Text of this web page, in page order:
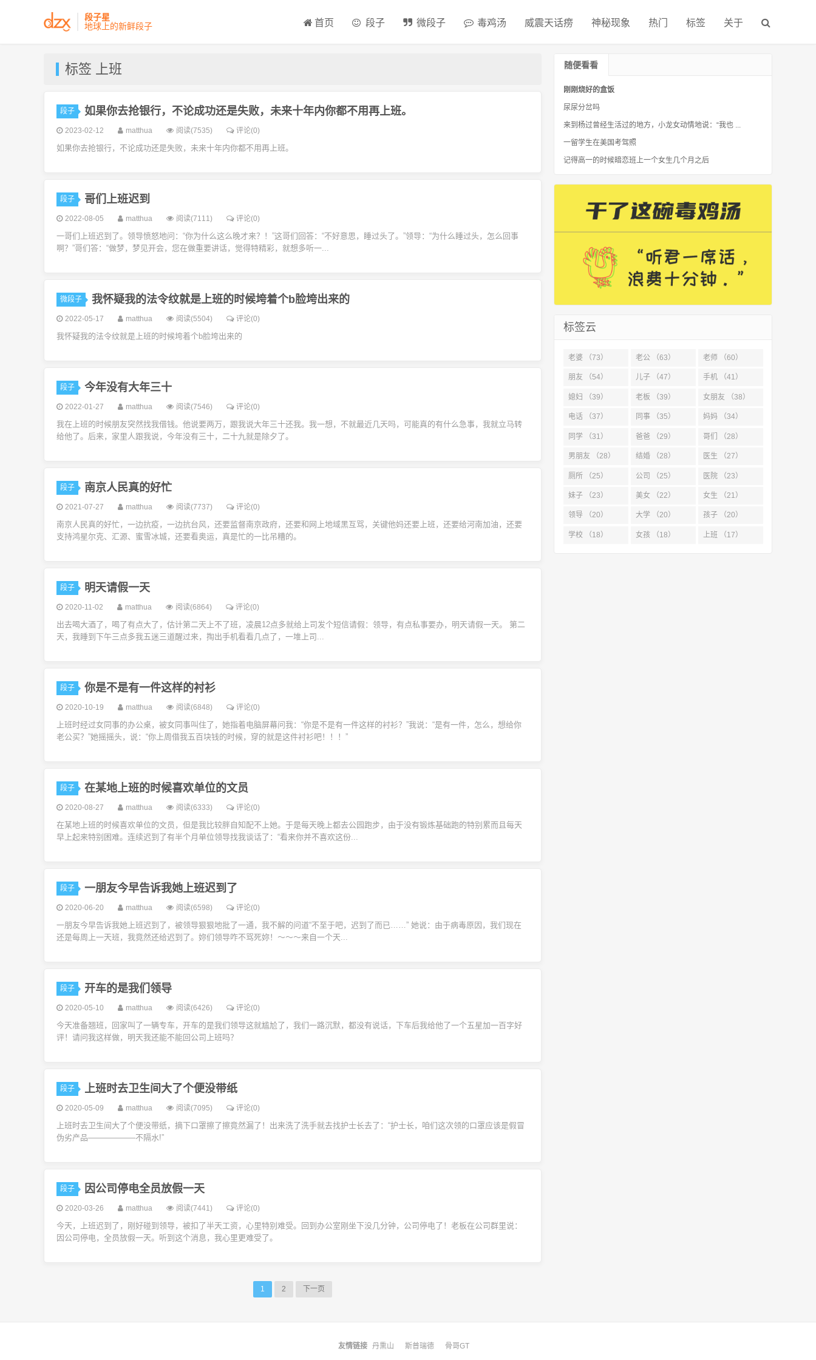
段子星
地球上的新鲜段子
首页 段子 微段子 毒鸡汤 威震天话痨 神秘现象 热门 标签 关于
标签 上班
段子 如果你去抢银行，不论成功还是失败，未来十年内你都不用再上班。
2023-02-12 matthua 阅读(7535) 评论(0)
如果你去抢银行，不论成功还是失败，未来十年内你都不用再上班。
段子 哥们上班迟到
2022-08-05 matthua 阅读(7111) 评论(0)
一哥们上班迟到了。领导愤怒地问：“你为什么这么晚才来？！”这哥们回答：“不好意思，睡过头了。”领导：“为什么睡过头，怎么回事
啊？”哥们答：“做梦，梦见开会，您在做重要讲话，觉得特精彩，就想多听一...
微段子 我怀疑我的法令纹就是上班的时候垮着个b脸垮出来的
2022-05-17 matthua 阅读(5504) 评论(0)
我怀疑我的法令纹就是上班的时候垮着个b脸垮出来的
段子 今年没有大年三十
2022-01-27 matthua 阅读(7546) 评论(0)
我在上班的时候朋友突然找我借钱。他说要两万，跟我说大年三十还我。我一想，不就最近几天吗，可能真的有什么急事，我就立马转
给他了。后来，家里人跟我说，今年没有三十，二十九就是除夕了。
段子 南京人民真的好忙
2021-07-27 matthua 阅读(7737) 评论(0)
南京人民真的好忙，一边抗疫，一边抗台风，还要监督南京政府，还要和网上地域黑互骂，关键他妈还要上班，还要给河南加油，还要
支持鸿星尔克、汇源、蜜雪冰城，还要看奥运，真是忙的一比吊糟的。
段子 明天请假一天
2020-11-02 matthua 阅读(6864) 评论(0)
出去喝大酒了，喝了有点大了，估计第二天上不了班，凌晨12点多就给上司发个短信请假：领导，有点私事要办，明天请假一天。 第二
天，我睡到下午三点多我五迷三道醒过来，掏出手机看看几点了，一堆上司...
段子 你是不是有一件这样的衬衫
2020-10-19 matthua 阅读(6848) 评论(0)
上班时经过女同事的办公桌，被女同事叫住了，她指着电脑屏幕问我：“你是不是有一件这样的衬衫？”我说：“是有一件，怎么，想给你
老公买？”她摇摇头，说：“你上周借我五百块钱的时候，穿的就是这件衬衫吧！！！”
段子 在某地上班的时候喜欢单位的文员
2020-08-27 matthua 阅读(6333) 评论(0)
在某地上班的时候喜欢单位的文员，但是我比较胖自知配不上她。于是每天晚上都去公园跑步，由于没有锻炼基础跑的特别累而且每天
早上起来特别困难。连续迟到了有半个月单位领导找我谈话了：“看来你并不喜欢这份...
段子 一朋友今早告诉我她上班迟到了
2020-06-20 matthua 阅读(6598) 评论(0)
一朋友今早告诉我她上班迟到了，被领导狠狠地批了一通，我不解的问道“不至于吧，迟到了而已……” 她说：由于病毒原因，我们现在
还是每周上一天班，我竟然还给迟到了。妳们领导咋不骂死妳！～～～来自一个天...
段子 开车的是我们领导
2020-05-10 matthua 阅读(6426) 评论(0)
今天准备翘班，回家叫了一辆专车，开车的是我们领导这就尴尬了，我们一路沉默，都没有说话，下车后我给他了一个五星加一百字好
评！请问我这样做，明天我还能不能回公司上班吗？
段子 上班时去卫生间大了个便没带纸
2020-05-09 matthua 阅读(7095) 评论(0)
上班时去卫生间大了个便没带纸，摘下口罩擦了擦竟然漏了！出来洗了洗手就去找护士长去了：“护士长，咱们这次领的口罩应该是假冒
伪劣产品——————不隔水!”
段子 因公司停电全员放假一天
2020-03-26 matthua 阅读(7441) 评论(0)
今天，上班迟到了，刚好碰到领导，被扣了半天工资，心里特别难受。回到办公室刚坐下没几分钟，公司停电了！老板在公司群里说：
因公司停电，全员放假一天。听到这个消息，我心里更难受了。
1 2 下一页
随便看看
刚刚烧好的盒饭
尿尿分岔吗
来到杨过曾经生活过的地方，小龙女动情地说：“我也 ...
一留学生在美国考驾照
记得高一的时候暗恋班上一个女生几个月之后
标签云
老婆 （73） 老公 （63） 老师 （60）
朋友 （54） 儿子 （47） 手机 （41）
媳妇 （39） 老板 （39） 女朋友 （38）
电话 （37） 同事 （35） 妈妈 （34）
同学 （31） 爸爸 （29） 哥们 （28）
男朋友 （28） 结婚 （28） 医生 （27）
厕所 （25） 公司 （25） 医院 （23）
妹子 （23） 美女 （22） 女生 （21）
领导 （20） 大学 （20） 孩子 （20）
学校 （18） 女孩 （18） 上班 （17）
友情链接 丹熏山 斯普瑞德 骨哥GT